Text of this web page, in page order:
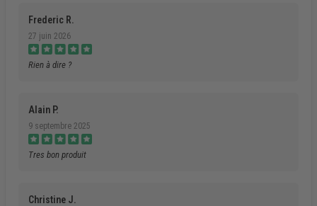
Frederic R.
27 juin 2026
Rien à dire ?
Alain P.
9 septembre 2025
Tres bon produit
Christine J.